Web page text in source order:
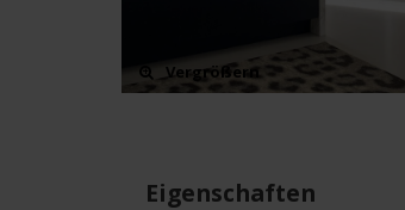
Vergrößern
Eigenschaften